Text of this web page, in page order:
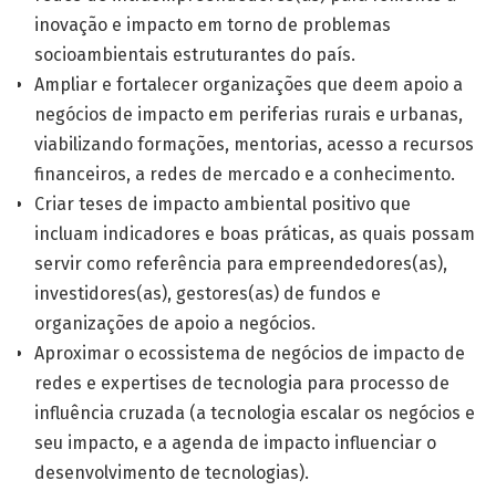
inovação e impacto em torno de problemas
socioambientais estruturantes do país.
Ampliar e fortalecer organizações que deem apoio a
negócios de impacto em periferias rurais e urbanas,
viabilizando formações, mentorias, acesso a recursos
financeiros, a redes de mercado e a conhecimento.
Criar teses de impacto ambiental positivo que
incluam indicadores e boas práticas, as quais possam
servir como referência para empreendedores(as),
investidores(as), gestores(as) de fundos e
organizações de apoio a negócios.
Aproximar o ecossistema de negócios de impacto de
redes e expertises de tecnologia para processo de
influência cruzada (a tecnologia escalar os negócios e
seu impacto, e a agenda de impacto influenciar o
desenvolvimento de tecnologias).